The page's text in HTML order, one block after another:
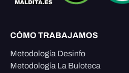
CÓMO TRABAJAMOS
Metodología Desinfo
Metodología La Buloteca